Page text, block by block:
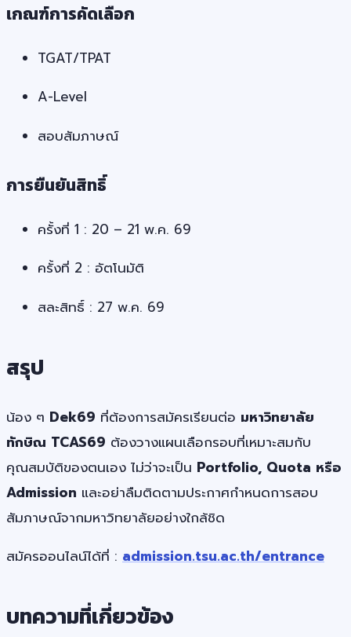
เกณฑ์การคัดเลือก
TGAT/TPAT
A-Level
สอบสัมภาษณ์
การยืนยันสิทธิ์
ครั้งที่ 1 : 20 – 21 พ.ค. 69
ครั้งที่ 2 : อัตโนมัติ
สละสิทธิ์ : 27 พ.ค. 69
สรุป
น้อง ๆ Dek69 ที่ต้องการสมัครเรียนต่อ มหาวิทยาลัย
ทักษิณ TCAS69 ต้องวางแผนเลือกรอบที่เหมาะสมกับ
คุณสมบัติของตนเอง ไม่ว่าจะเป็น Portfolio, Quota หรือ
Admission และอย่าลืมติดตามประกาศกำหนดการสอบ
สัมภาษณ์จากมหาวิทยาลัยอย่างใกล้ชิด
สมัครออนไลน์ได้ที่ : admission.tsu.ac.th/entrance
บทความที่เกี่ยวข้อง